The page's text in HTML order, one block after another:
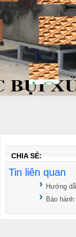
CHIA SẺ:
Tin liên quan
Hướng
Bảo